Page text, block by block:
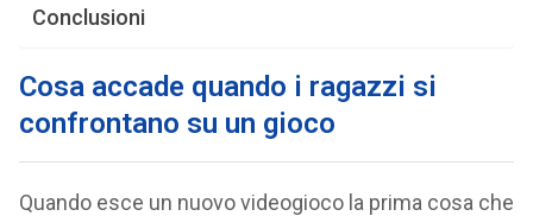
Conclusioni
Cosa accade quando i ragazzi si
confrontano su un gioco
Quando esce un nuovo videogioco la prima cosa che